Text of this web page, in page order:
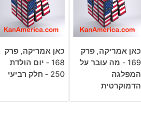
כאן אמריקה, פרק
169 - מה עובר על
המפלגה
הדמוקרטית
כאן אמריקה, פרק
168 - יום הולדת
250 - חלק רביעי